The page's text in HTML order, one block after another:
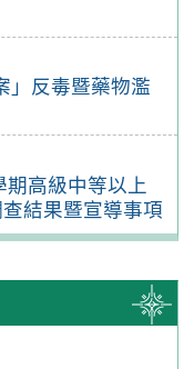
」反毒暨藥物濫
高級中等以上
結果暨宣導事項